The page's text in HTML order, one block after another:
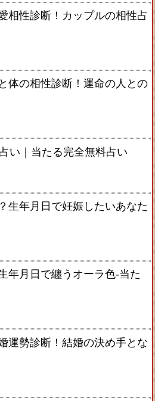
相性診断！カップルの相性占
体の相性診断！運命の人との
い｜当たる完全無料占い
生年月日で妊娠したいあなた
年月日で纏うオーラ色-当た
運勢診断！結婚の決め手とな